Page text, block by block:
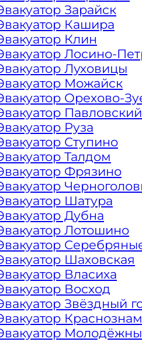
эвакуатора за
ценами
эвакуации
и тип
вызова
Арбата
факторы –
при аварии,
Зарайск
Кашира
Клин
Лосино-
Луховицы
Можайск
Орехово-
Руза
Ступино
Талдом
Фрязино
Шатура
Дубна
Лотошино
Шаховская
Власиха
Восход
Звёздный